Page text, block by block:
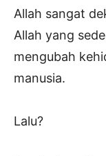
Allah sangat
Allah yang
mengubah
manusia.
Lalu?